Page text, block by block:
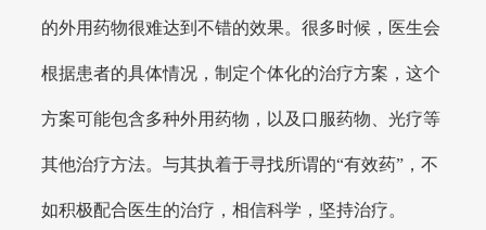
的外用药物很难达到不错的效果。很多时候，医生会
根据患者的具体情况，制定个体化的治疗方案，这个
方案可能包含多种外用药物，以及口服药物、光疗等
其他治疗方法。与其执着于寻找所谓的“有效药”，不
如积极配合医生的治疗，相信科学，坚持治疗。